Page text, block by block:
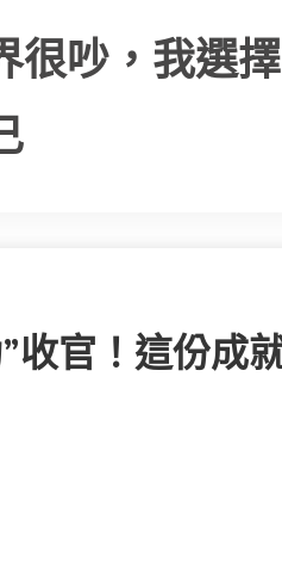
很吵，我選
收官！這份成